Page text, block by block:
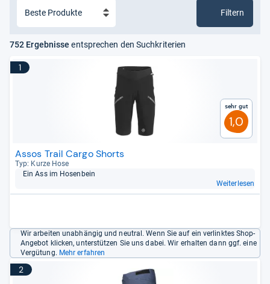
Filtern
752 Ergebnisse entsprechen den Suchkriterien
1
Sehr gut
1,0
Assos Trail Cargo Shorts
Typ: Kurze Hose
Ein Ass im Hosen­bein
Weiterlesen
Wir arbeiten unabhängig und neutral. Wenn Sie auf ein verlinktes Shop-
Angebot klicken, unterstützen Sie uns dabei. Wir erhalten dann ggf. eine
Vergütung. Mehr erfahren
2